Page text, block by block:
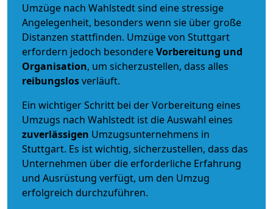
Umzüge nach Wahlstedt sind eine stressige
Angelegenheit, besonders wenn sie über große
Distanzen stattfinden. Umzüge von Stuttgart
erfordern jedoch besondereVorbereitung und
Organisation, um sicherzustellen, dass alles
reibungslosverläuft.
Ein wichtiger Schritt bei der Vorbereitung eines
Umzugs nach Wahlstedt ist die Auswahl eines
zuverlässigen Umzugsunternehmens in
Stuttgart. Es ist wichtig, sicherzustellen, dass das
Unternehmen über die erforderliche Erfahrung
und Ausrüstung verfügt, um den Umzug
erfolgreich durchzuführen.